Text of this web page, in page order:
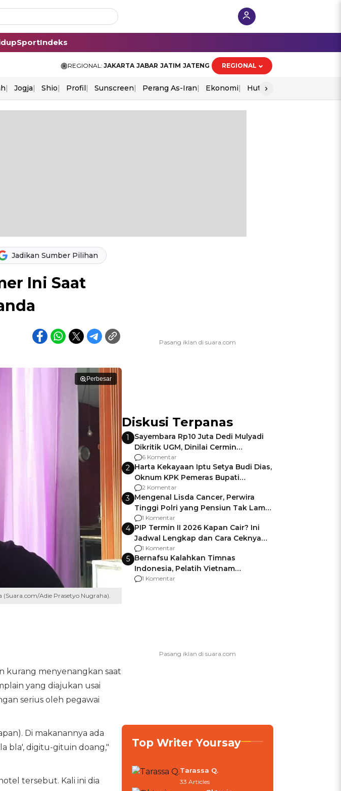
SportIndeks
REGIONAL: JAKARTA JABAR JATIM JATENG REGIONAL
Jogja Shio Profil Sunscreen Perang As-Iran Ekonomi Hut Ri
›
Jadikan Sumber Pilihan
Ini Saat
Perbesar
Adie Prasetyo Nugraha).
kurang menyenangkan saat
yang diajukan usai
serius oleh pegawai
Di makanannya ada
bla', digitu-gituin doang,"
tersebut. Kali ini dia
Diskusi Terpanas
1
Sayembara Rp10 Juta Dedi Mulyadi
Dikritik UGM, Dinilai Cermin
Gagalnya Negara Jamin Keamanan
6 Komentar
2 Harta Kekayaan Iptu Setya Budi Dias,
Oknum KPK Pemeras Bupati
Pemalang
2 Komentar
3 Mengenal Lisda Cancer, Perwira
Tinggi Polri yang Pensiun Tak Lama
Usai Jadi Brigjen
1 Komentar
4 PIP Termin II 2026 Kapan Cair? Ini
Jadwal Lengkap dan Cara Ceknya
agar Dana Tidak Hangus!
1 Komentar
5 Bernafsu Kalahkan Timnas
Indonesia, Pelatih Vietnam
Berencana Pakai Jimat di Pakansari
1 Komentar
Top Writer Yoursay
Tarassa Q.
33 Articles